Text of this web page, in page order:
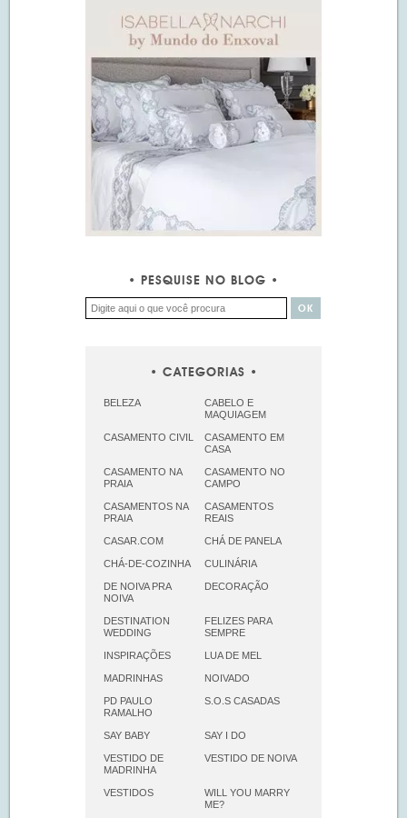
PESQUISE NO BLOG
CATEGORIAS
BELEZA
CABELO E
MAQUIAGEM
CASAMENTO CIVIL
CASAMENTO EM
CASA
CASAMENTO NA
PRAIA
CASAMENTO NO
CAMPO
CASAMENTOS NA
PRAIA
CASAMENTOS
REAIS
CASAR.COM CHÁ DE PANELA
CHÁ-DE-COZINHA CULINÁRIA
DE NOIVA PRA
NOIVA
DECORAÇÃO
DESTINATION
WEDDING
FELIZES PARA
SEMPRE
INSPIRAÇÕES LUA DE MEL
MADRINHAS NOIVADO
PD PAULO
RAMALHO
S.O.S CASADAS
SAY BABY SAY I DO
VESTIDO DE
MADRINHA
VESTIDO DE NOIVA
VESTIDOS
WILL YOU MARRY
ME?